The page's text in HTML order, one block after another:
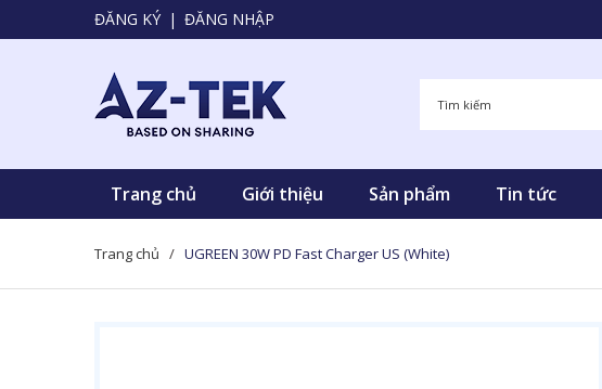
ĐĂNG KÝ | ĐĂNG NHẬP
Trang chủ Giới thiệu Sản phẩm Tin tức
Trang chủ / UGREEN 30W PD Fast Charger US (White)